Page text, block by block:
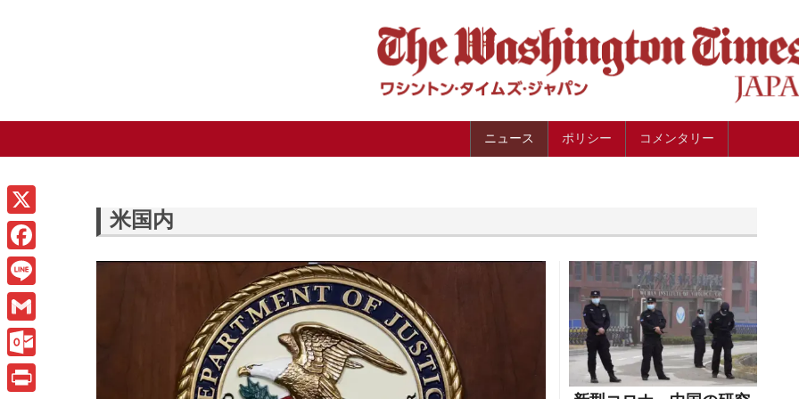
ニュース ポリシー コメンタリー
米国内
X
F
a
c
e
b
L
i
n
e
G
m
a
O